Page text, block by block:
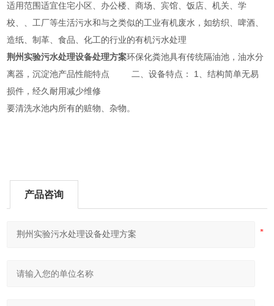
适用范围适宜住宅小区、办公楼、商场、宾馆、饭店、机关、学
校、、工厂等生活污水和与之类似的工业有机废水，如纺织、啤酒、
造纸、制革、食品、化工的行业的有机污水处理
荆州实验污水处理设备处理方案环保化粪池具有传统隔油池，油水分
离器，沉淀池产品性能特点 二、设备特点： 1、结构简单无易
损件，经久耐用减少维修
要清洗水池内所有的赃物、杂物。
产品咨询